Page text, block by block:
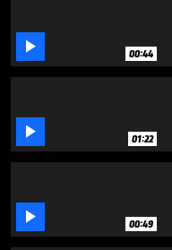
32
seconds
 00:44
 01:22
 00:49